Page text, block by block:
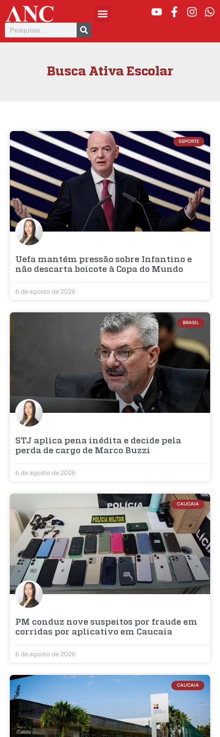
Busca Ativa Escolar
ESPORTE
Uefa mantém pressão sobre Infantino e
não descarta boicote à Copa do Mundo
6 de agosto de 2026
BRASIL
STJ aplica pena inédita e decide pela
perda de cargo de Marco Buzzi
6 de agosto de 2026
CAUCAIA
PM conduz nove suspeitos por fraude em
corridas por aplicativo em Caucaia
6 de agosto de 2026
CAUCAIA